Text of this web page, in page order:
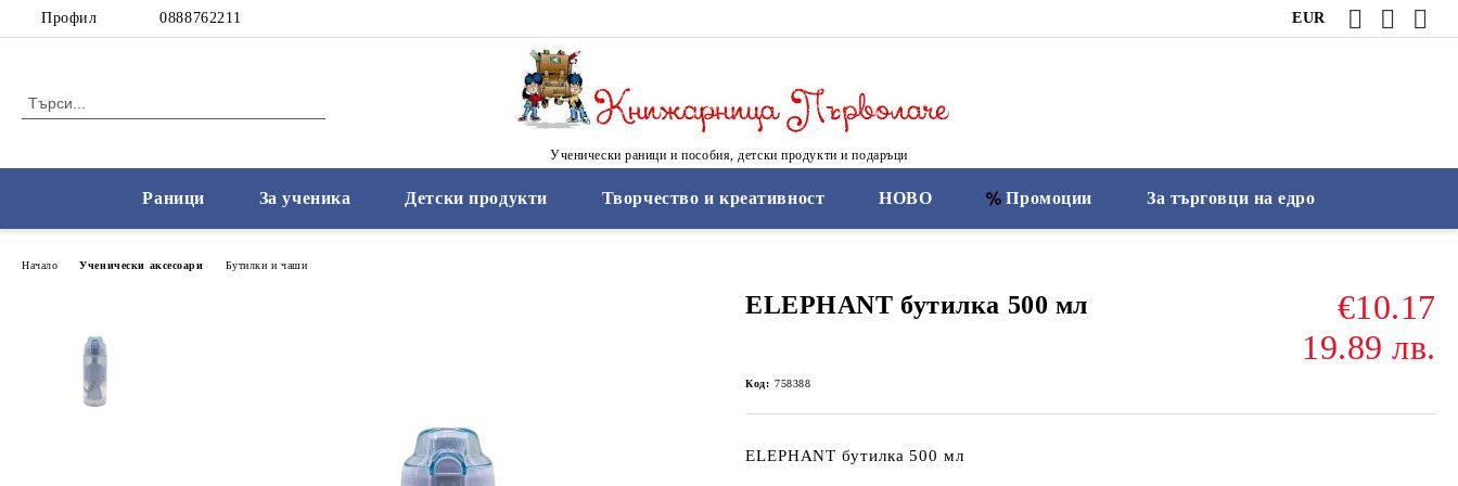
Профил 0888762211 EUR
Ученически раници и пособия, детски продукти и подаръци
Раници За ученика Детски продукти Творчество и креативност НОВО Промоции За търговци на едро
Начало Ученически аксесоари Бутилки и чаши
ELEPHANT бутилка 500 мл
€10.17
19.89 лв.
Код: 758388
ELEPHANT бутилка 500 мл